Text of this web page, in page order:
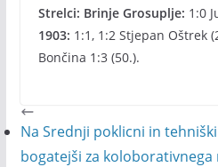
Strelci: Brinje Grosuplje: 1:0
1903: 1:1, 1:2 Stjepan Oštrek
Bončina 1:3 (50.).
Na Srednji poklicni in
bogatejši za